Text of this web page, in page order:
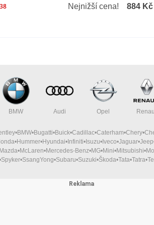
Nejnižší cena! 884 Kč
BMW Audi Opel
BMW Bugatti Buick Cadillac Caterham Chery
Hummer Hyundai Infiniti Isuzu Iveco Jaguar Jeep
Mazda McLaren Mercedes-Benz MG Mini Mitsubishi
Spyker SsangYong Subaru Suzuki Škoda Tata Tatra